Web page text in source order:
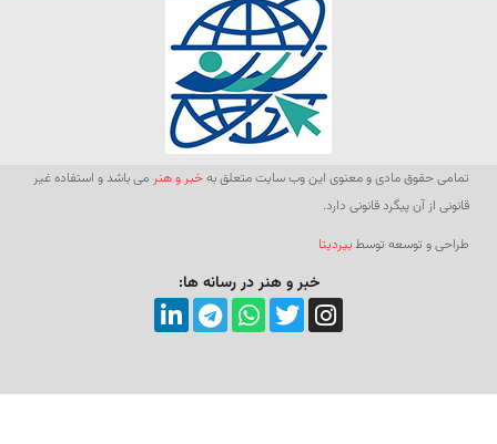
تمامی حقوق مادی و معنوی این وب سایت متعلق بهخبر و هنر می باشد و استفاده غیر
قانونی از آن پیگرد قانونی دارد.
طراحی و توسعه توسطبیردیتا
خبر و هنر در رسانه ها: